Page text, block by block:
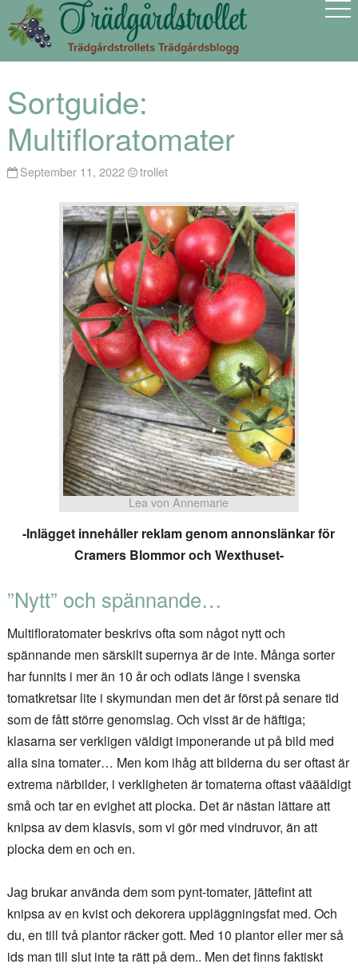
Sortguide:
Multifloratomater
September 11, 2022 trollet
Lea von Annemarie
-Inlägget innehåller reklam genom annonslänkar för
Cramers Blommor och Wexthuset-
”Nytt” och spännande…
Multifloratomater beskrivs ofta som något nytt och
spännande men särskilt supernya är de inte. Många sorter
har funnits i mer än 10 år och odlats länge i svenska
tomatkretsar lite i skymundan men det är först på senare tid
som de fått större genomslag. Och visst är de häftiga;
klasarna ser verkligen väldigt imponerande ut på bild med
alla sina tomater… Men kom ihåg att bilderna du ser oftast är
extrema närbilder, i verkligheten är tomaterna oftast väääldigt
små och tar en evighet att plocka. Det är nästan lättare att
knipsa av dem klasvis, som vi gör med vindruvor, än att
plocka dem en och en.
Jag brukar använda dem som pynt-tomater, jättefint att
knipsa av en kvist och dekorera uppläggningsfat med. Och
du, en till två plantor räcker gott. Med 10 plantor eller mer så
ids man till slut inte ta rätt på dem.. Men det finns faktiskt